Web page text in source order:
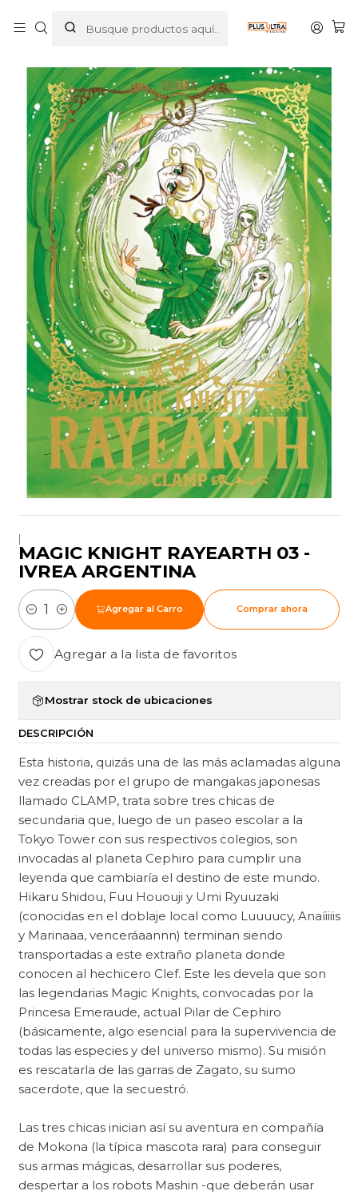
MAGIC KNIGHT RAYEARTH 03 - IVREA ARGENTINA
|
MAGIC KNIGHT RAYEARTH 03 -
IVREA ARGENTINA
Cantidad
Agregar al Carro Comprar ahora
Agregar a la lista de favoritos
Mostrar stock de ubicaciones
DESCRIPCIÓN
Esta historia, quizás una de las más aclamadas alguna
vez creadas por el grupo de mangakas japonesas
llamado CLAMP, trata sobre tres chicas de
secundaria que, luego de un paseo escolar a la
Tokyo Tower con sus respectivos colegios, son
invocadas al planeta Cephiro para cumplir una
leyenda que cambiaría el destino de este mundo.
Hikaru Shidou, Fuu Hououji y Umi Ryuuzaki
(conocidas en el doblaje local como Luuuucy, Anaíiiiis
y Marinaaa, venceráaannn) terminan siendo
transportadas a este extraño planeta donde
conocen al hechicero Clef. Este les devela que son
las legendarias Magic Knights, convocadas por la
Princesa Emeraude, actual Pilar de Cephiro
(básicamente, algo esencial para la supervivencia de
todas las especies y del universo mismo). Su misión
es rescatarla de las garras de Zagato, su sumo
sacerdote, que la secuestró.
Las tres chicas inician así su aventura en compañía
de Mokona (la típica mascota rara) para conseguir
sus armas mágicas, desarrollar sus poderes,
despertar a los robots Mashin -que deberán usar